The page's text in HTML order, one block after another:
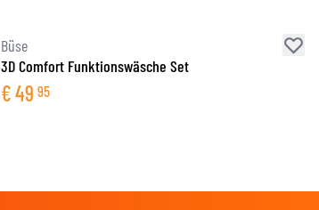
Büse
3D Comfort Funktionswäsche Set
€49 95